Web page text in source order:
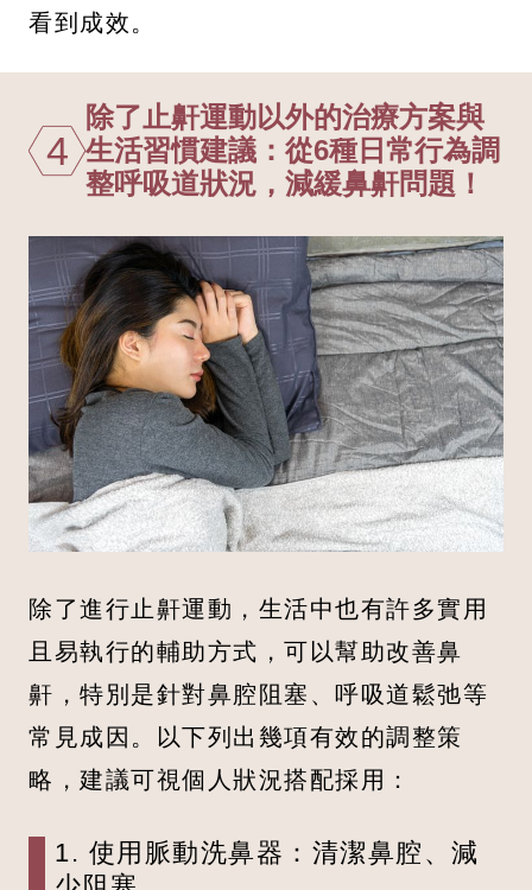
看到成效。
4
除了止鼾運動以外的治療方案與
生活習慣建議：從6種日常行為調
整呼吸道狀況，減緩鼻鼾問題！
除了進行止鼾運動，生活中也有許多實用
且易執行的輔助方式，可以幫助改善鼻
鼾，特別是針對鼻腔阻塞、呼吸道鬆弛等
常見成因。以下列出幾項有效的調整策
略，建議可視個人狀況搭配採用：
1. 使用脈動洗鼻器：清潔鼻腔、減